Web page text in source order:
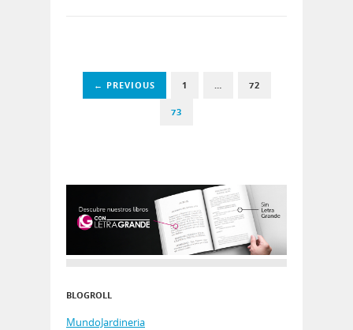
← PREVIOUS 1 72
73
BLOGROLL
MundoJardineria